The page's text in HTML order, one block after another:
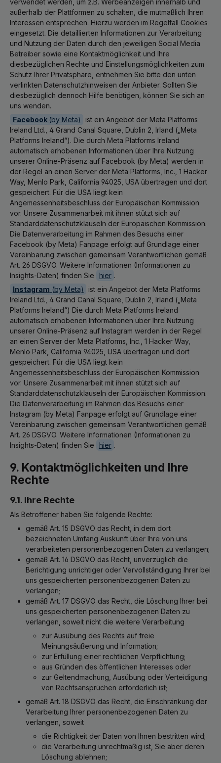
verwendet werden, um z.B. Werbeanzeigen innerhalb und
außerhalb der Plattformen zu schalten, die mutmaßlich Ihren
Interessen entsprechen. Hierzu werden im Regelfall Cookies
eingesetzt. Die detaillierten Informationen zur Verarbeitung
und Nutzung der Daten durch den jeweiligen Social Media
Betreiber sowie eine Kontaktmöglichkeit und Ihre
diesbezüglichen Rechte und Einstellungsmöglichkeiten zum
Schutz Ihrer Privatsphäre, entnehmen Sie bitte den unten
verlinkten Datenschutzhinweisen der Anbieter. Sollten Sie
diesbezüglich dennoch Hilfe benötigen, können Sie sich an
uns wenden.
Facebook (by Meta)
ist ein Angebot der Meta Platforms
Ireland Ltd., 4 Grand Canal Square, Dublin 2, Irland („Meta
Platforms Ireland“). Die durch Meta Platforms Ireland
automatisch erhobenen Informationen über Ihre Nutzung
unserer Online-Präsenz auf Facebook (by Meta) werden in
der Regel an einen Server der Meta Platforms, Inc., 1 Hacker
Way, Menlo Park, California 94025, USA übertragen und dort
gespeichert. Für die USA liegt kein
Angemessenheitsbeschluss der Europäischen Kommission
vor. Unsere Zusammenarbeit mit ihnen stützt sich auf
Standarddatenschutzklauseln der Europäischen Kommission.
Die Datenverarbeitung im Rahmen des Besuchs einer
Facebook (by Meta) Fanpage erfolgt auf Grundlage einer
Vereinbarung zwischen gemeinsam Verantwortlichen gemäß
Art. 26 DSGVO. Weitere Informationen (Informationen zu
Insights-Daten) finden Sie
hier .
Instagram (by Meta)
ist ein Angebot der Meta Platforms
Ireland Ltd., 4 Grand Canal Square, Dublin 2, Irland („Meta
Platforms Ireland“) Die durch Meta Platforms Ireland
automatisch erhobenen Informationen über Ihre Nutzung
unserer Online-Präsenz auf Instagram werden in der Regel
an einen Server der Meta Platforms, Inc., 1 Hacker Way,
Menlo Park, California 94025, USA übertragen und dort
gespeichert. Für die USA liegt kein
Angemessenheitsbeschluss der Europäischen Kommission
vor. Unsere Zusammenarbeit mit ihnen stützt sich auf
Standarddatenschutzklauseln der Europäischen Kommission.
Die Datenverarbeitung im Rahmen des Besuchs einer
Instagram (by Meta) Fanpage erfolgt auf Grundlage einer
Vereinbarung zwischen gemeinsam Verantwortlichen gemäß
Art. 26 DSGVO. Weitere Informationen (Informationen zu
Insights-Daten) finden Sie
hier .
9. Kontaktmöglichkeiten und Ihre
Rechte
9.1. Ihre Rechte
Als Betroffener haben Sie folgende Rechte:
gemäß Art. 15 DSGVO das Recht, in dem dort
bezeichneten Umfang Auskunft über Ihre von uns
verarbeiteten personenbezogenen Daten zu verlangen;
gemäß Art. 16 DSGVO das Recht, unverzüglich die
Berichtigung unrichtiger oder Vervollständigung Ihrer bei
uns gespeicherten personenbezogenen Daten zu
verlangen;
gemäß Art. 17 DSGVO das Recht, die Löschung Ihrer bei
uns gespeicherten personenbezogenen Daten zu
verlangen, soweit nicht die weitere Verarbeitung
zur Ausübung des Rechts auf freie
Meinungsäußerung und Information;
zur Erfüllung einer rechtlichen Verpflichtung;
aus Gründen des öffentlichen Interesses oder
zur Geltendmachung, Ausübung oder Verteidigung
von Rechtsansprüchen erforderlich ist;
gemäß Art. 18 DSGVO das Recht, die Einschränkung der
Verarbeitung Ihrer personenbezogenen Daten zu
verlangen, soweit
die Richtigkeit der Daten von Ihnen bestritten wird;
die Verarbeitung unrechtmäßig ist, Sie aber deren
Löschung ablehnen;